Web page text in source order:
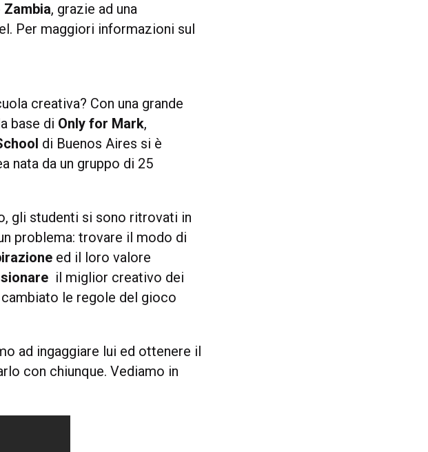
Zambia, grazie ad una
Per maggiori informazioni sul
creativa? Con una grande
base di Only for Mark,
di Buenos Aires si è
nata da un gruppo di 25
gli studenti si sono ritrovati in
problema: trovare il modo di
ed il loro valore
il miglior creativo dei
le regole del gioco
ad ingaggiare lui ed ottenere il
con chiunque. Vediamo in